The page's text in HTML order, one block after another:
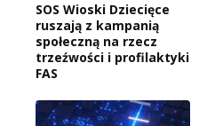
SOS Wioski Dziecięce
ruszają z kampanią
społeczną na rzecz
trzeźwości i profilaktyki
FAS